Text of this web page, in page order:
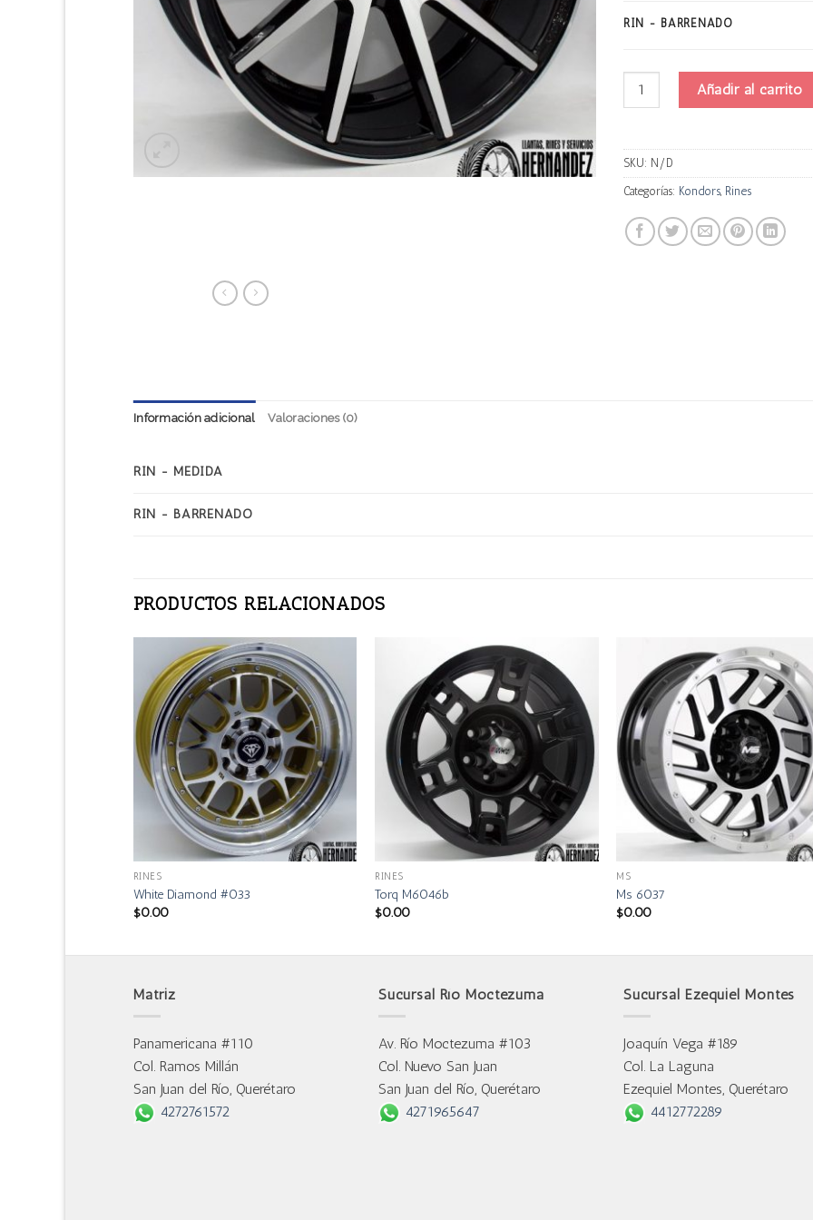
RIN - BARRENADO
Kondors Xh7965 Progresivo
Añadir al carrito
SKU: N/D
Categorías: Kondors, Rines
Información adicional Valoraciones (0)
RIN - MEDIDA
RIN - BARRENADO
PRODUCTOS RELACIONADOS
RINES
White Diamond #033
$0.00
RINES
Torq M6046b
$0.00
MS
Ms 6037
$0.00
Matriz
Panamericana #110
Col. Ramos Millán
San Juan del Río, Querétaro
4272761572
Sucursal Río Moctezuma
Av. Río Moctezuma #103
Col. Nuevo San Juan
San Juan del Río, Querétaro
4271965647
Sucursal Ezequiel Montes
Joaquín Vega #189
Col. La Laguna
Ezequiel Montes, Querétaro
4412772289